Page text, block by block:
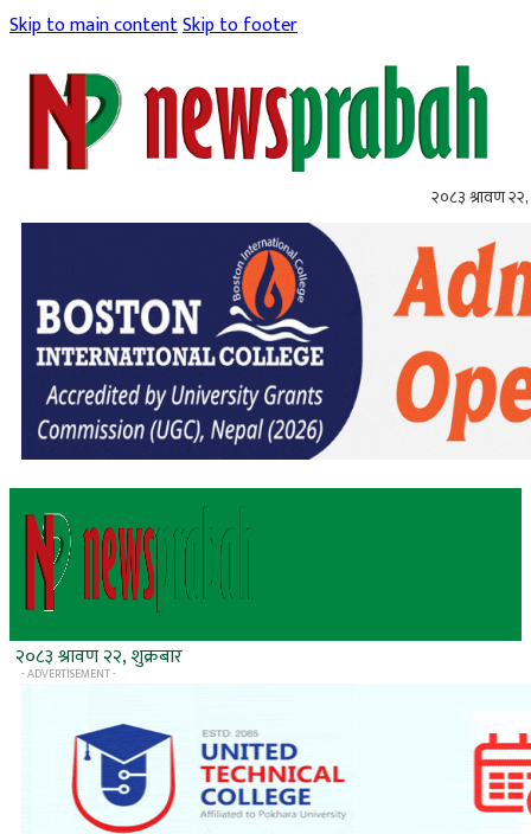
Skip to main contentSkip to footer
२०८३ श्रावण २२,
२०८३ श्रावण २२, शुक्रबार
- ADVERTISEMENT -